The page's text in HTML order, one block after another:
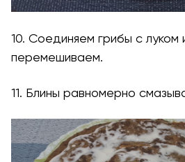
10. Соединяем грибы с луком
перемешиваем.
11. Блины равномерно